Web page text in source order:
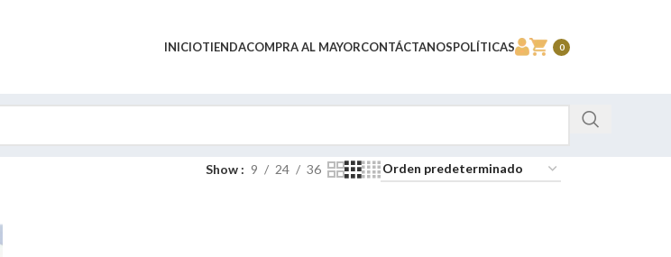
INICIOTIENDACOMPRA AL MAYORCONTÁCTANOSPOLÍTICAS 0
Show 9 24 36